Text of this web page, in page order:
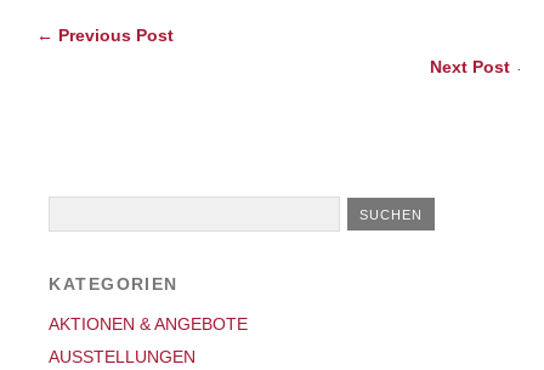
← Previous Post
Next Post →
KATEGORIEN
AKTIONEN & ANGEBOTE
AUSSTELLUNGEN